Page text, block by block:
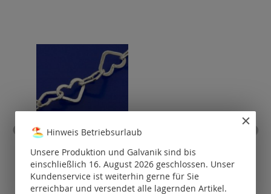
Karabiner (ø 4.35x3.30mm)
Preise nur für
registrierte
Hinweis Betriebsurlaub
Unsere Produktion und Galvanik sind bis
einschließlich 16. August 2026 geschlossen. Unser
Kundenservice ist weiterhin gerne für Sie
erreichbar und versendet alle lagernden Artikel.